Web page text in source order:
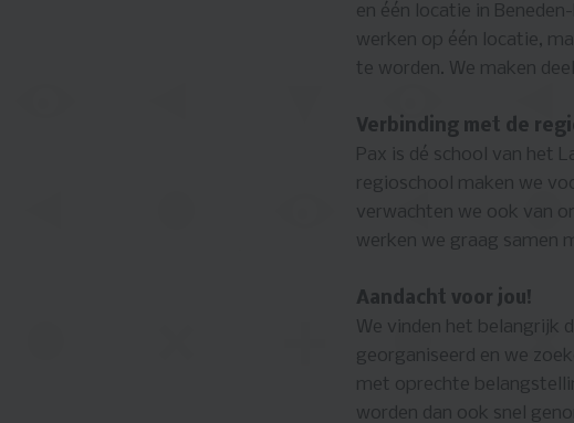
en één locatie in
werken op één locatie,
te worden. We maken
Verbinding met de
Pax is dé school van het
regioschool maken we
verwachten we ook van
werken we graag samen
Aandacht voor jou!
We vinden het belangrijk
georganiseerd en we
met oprechte
worden dan ook snel